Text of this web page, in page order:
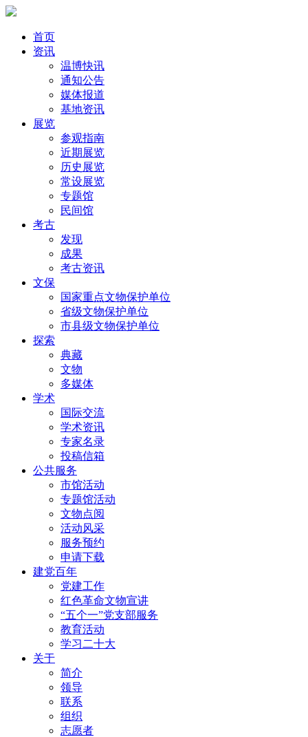
首页
资讯
温博快讯
通知公告
媒体报道
基地资讯
展览
参观指南
近期展览
历史展览
常设展览
专题馆
民间馆
考古
发现
成果
考古资讯
文保
国家重点文物保护单位
省级文物保护单位
市县级文物保护单位
探索
典藏
文物
多媒体
学术
国际交流
学术资讯
专家名录
投稿信箱
公共服务
市馆活动
专题馆活动
文物点阅
活动风采
服务预约
申请下载
建党百年
党建工作
红色革命文物宣讲
“五个一”党支部服务
教育活动
学习二十大
关于
简介
领导
联系
组织
志愿者